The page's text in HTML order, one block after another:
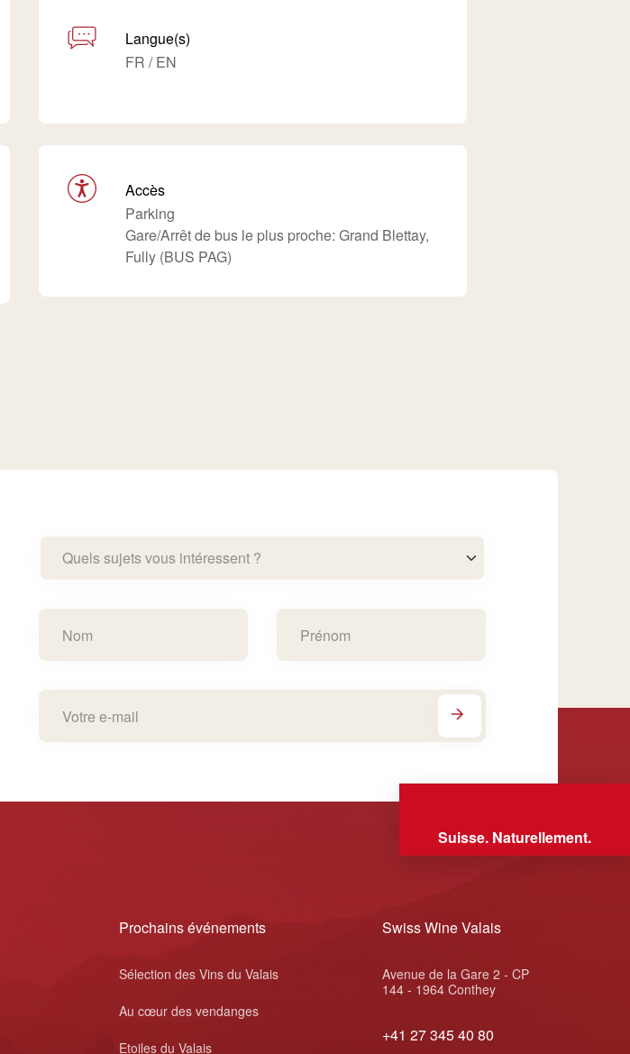
Langue(s)
FR / EN
Accès
Parking
Gare/Arrêt de bus le plus proche: Grand Blettay,
Fully (BUS PAG)
Quels sujets vous intéressent ?
Suisse. Naturellement.
Prochains événements
Sélection des Vins du Valais
Au cœur des vendanges
Etoiles du Valais
Swiss Wine Valais
Avenue de la Gare 2 - CP
144 - 1964 Conthey
+41 27 345 40 80